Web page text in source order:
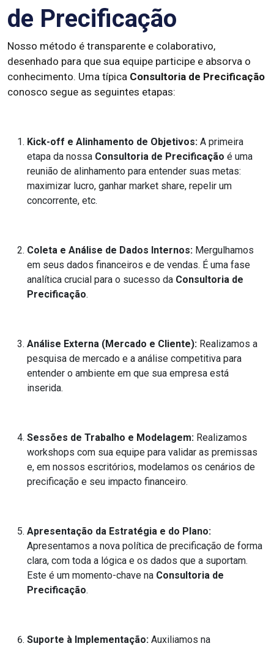
de Precificação
Nosso método é transparente e colaborativo,
desenhado para que sua equipe participe e absorva o
conhecimento. Uma típica Consultoria de Precificação
conosco segue as seguintes etapas:
Kick-off e Alinhamento de Objetivos: A primeira
etapa da nossa Consultoria de Precificação é uma
reunião de alinhamento para entender suas metas:
maximizar lucro, ganhar market share, repelir um
concorrente, etc.
Coleta e Análise de Dados Internos: Mergulhamos
em seus dados financeiros e de vendas. É uma fase
analítica crucial para o sucesso da Consultoria de
Precificação.
Análise Externa (Mercado e Cliente): Realizamos a
pesquisa de mercado e a análise competitiva para
entender o ambiente em que sua empresa está
inserida.
Sessões de Trabalho e Modelagem: Realizamos
workshops com sua equipe para validar as premissas
e, em nossos escritórios, modelamos os cenários de
precificação e seu impacto financeiro.
Apresentação da Estratégia e do Plano:
Apresentamos a nova política de precificação de forma
clara, com toda a lógica e os dados que a suportam.
Este é um momento-chave na Consultoria de
Precificação.
Suporte à Implementação: Auxiliamos na